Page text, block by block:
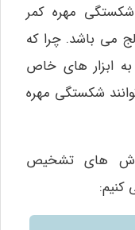
مهره کمر
می‌ باشد. چرا که
ابزار های خاص
شکستگی مهره
های تشخیص
کنیم: